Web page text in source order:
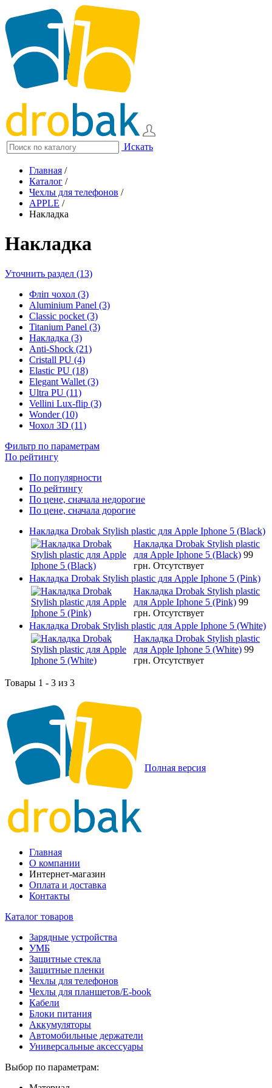
Искать
Главная /
Каталог /
Чехлы для телефонов /
APPLE /
Накладка
Накладка
Уточнить раздел (13)
Фліп чохол (3)
Aluminium Panel (3)
Classic pocket (3)
Titanium Panel (3)
Накладка (3)
Anti-Shock (21)
Cristall PU (4)
Elastic PU (18)
Elegant Wallet (3)
Ultra PU (11)
Vellini Lux-flip (3)
Wonder (10)
Чохол 3D (11)
Фильтр по параметрам
По рейтингу
По популярности
По рейтингу
По цене, сначала недорогие
По цене, сначала дорогие
Накладка Drobak Stylish plastic для Apple Iphone 5 (Black)
Накладка Drobak Stylish plastic
для Apple Iphone 5 (Black) 99
грн. Отсутствует
Накладка Drobak Stylish plastic для Apple Iphone 5 (Pink)
Накладка Drobak Stylish plastic
для Apple Iphone 5 (Pink) 99
грн. Отсутствует
Накладка Drobak Stylish plastic для Apple Iphone 5 (White)
Накладка Drobak Stylish plastic
для Apple Iphone 5 (White) 99
грн. Отсутствует
Товары 1 - 3 из 3
Полная версия
Главная
О компании
Интернет-магазин
Оплата и доставка
Контакты
Каталог товаров
Зарядные устройства
УМБ
Защитные стекла
Защитные пленки
Чехлы для телефонов
Чехлы для планшетов/E-book
Кабели
Блоки питания
Аккумуляторы
Автомобильные держатели
Универсальные аксессуары
Выбор по параметрам: